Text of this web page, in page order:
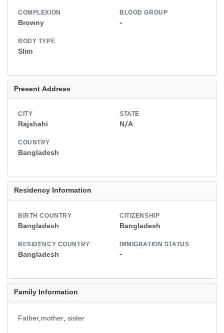
COMPLEXION
Browny
BLOOD GROUP
-
BODY TYPE
Slim
Present Address
CITY
Rajshahi
STATE
N/A
COUNTRY
Bangladesh
Residency Information
BIRTH COUNTRY
Bangladesh
CITIZENSHIP
Bangladesh
RESIDENCY COUNTRY
Bangladesh
IMMIGRATION STATUS
-
Family Information
Father,mother, sister